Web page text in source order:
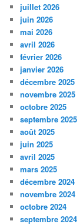
juillet 2026
juin 2026
mai 2026
avril 2026
février 2026
janvier 2026
décembre 2025
novembre 2025
octobre 2025
septembre 2025
août 2025
juin 2025
avril 2025
mars 2025
décembre 2024
novembre 2024
octobre 2024
septembre 2024